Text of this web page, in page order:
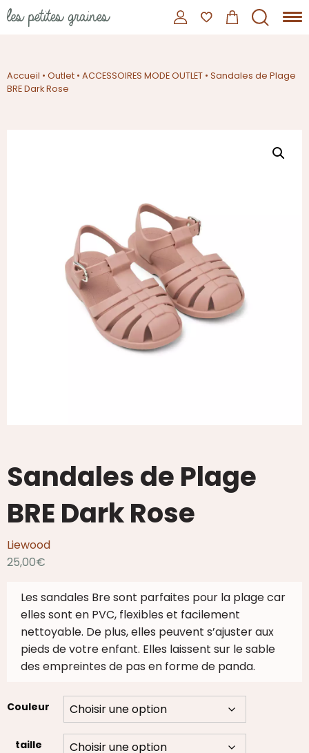
Accueil • Outlet • ACCESSOIRES MODE OUTLET • Sandales de Plage
BRE Dark Rose
Sandales de Plage
BRE Dark Rose
Liewood
25,00€
Les sandales Bre sont parfaites pour la plage car
elles sont en PVC, flexibles et facilement
nettoyable. De plus, elles peuvent s’ajuster aux
pieds de votre enfant. Elles laissent sur le sable
des empreintes de pas en forme de panda.
Couleur
taille